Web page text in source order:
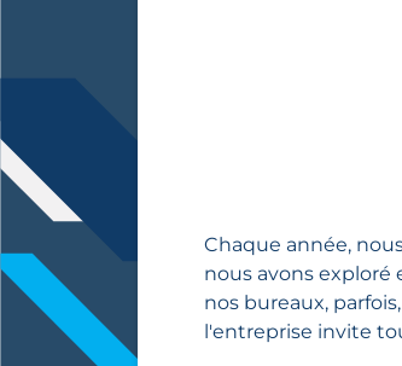
Chaque année,
nous avons exploré
nos bureaux,
l'entreprise invite